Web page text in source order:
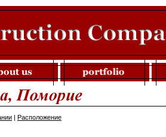
| Расположение